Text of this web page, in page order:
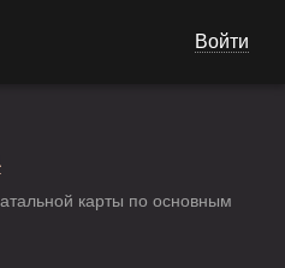
Войти
карты по основным